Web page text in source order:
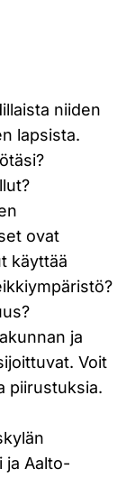
niiden
lapsista.
ovat
käyttää
ja
Voit
piirustuksia.
ja Aalto-